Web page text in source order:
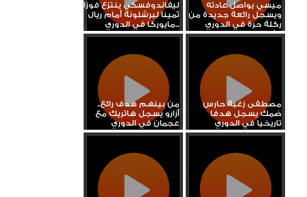
ميسي يواصل عادته
ويسجل رائعة جديدة من
ركلة حرة في الدوري
الفرنسي
ليفاندوفسكي ينتزع فوزا
ثمينا لبرشلونة أمام ريال
مايوركا في الدوري...
مصطفى زغبة حارس
ضمك يسجل هدفا
تاريخيا في الدوري
السعودي
من بينهم هدف رائع..
أزارو يسجل هاتريك مع
عجمان في الدوري
الإماراتي